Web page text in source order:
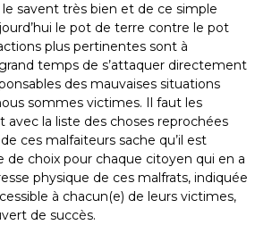
savent très bien et de ce simple
le pot de terre contre le pot
plus pertinentes sont à
temps de s’attaquer directement
des mauvaises situations
sommes victimes. Il faut les
la liste des choses reprochées
ces malfaiteurs sache qu’il est
de choix pour chaque citoyen qui en a
physique de ces malfrats, indiquée
à chacun(e) de leurs victimes,
de succès.